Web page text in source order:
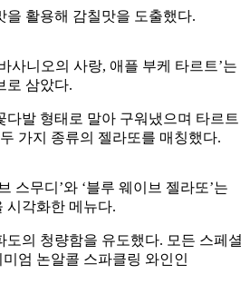
을 활용해 감칠맛을 도출했다.
사니오의 사랑, 애플 부케 타르트’는
로 삼았다.
다발 형태로 말아 구워냈으며 타르트
가지 종류의 젤라또를 매칭했다.
스무디’와 ‘블루 웨이브 젤라또’는
시각화한 메뉴다.
도의 청량함을 유도했다. 모든 스페셜
엄 논알콜 스파클링 와인인